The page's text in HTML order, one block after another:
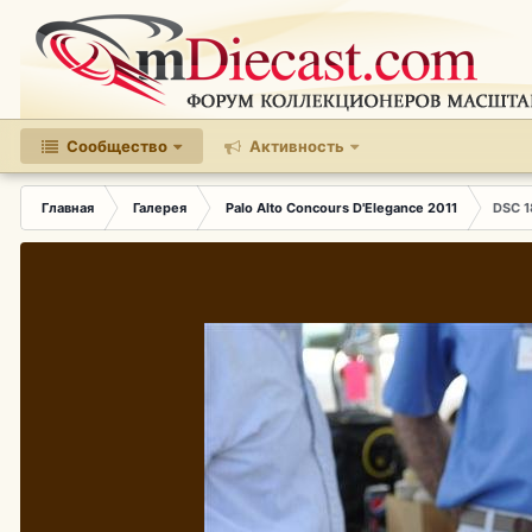
Сообщество Активность
Главная Галерея Palo Alto Concours D'Elegance 2011 DSC